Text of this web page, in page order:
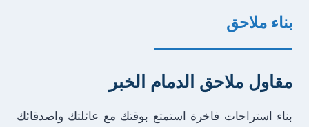
بناء ملاحق
مقاول ملاحق الدمام الخبر
بناء استراحات فاخرة استمتع بوقتك مع عائلتك واصدقائك